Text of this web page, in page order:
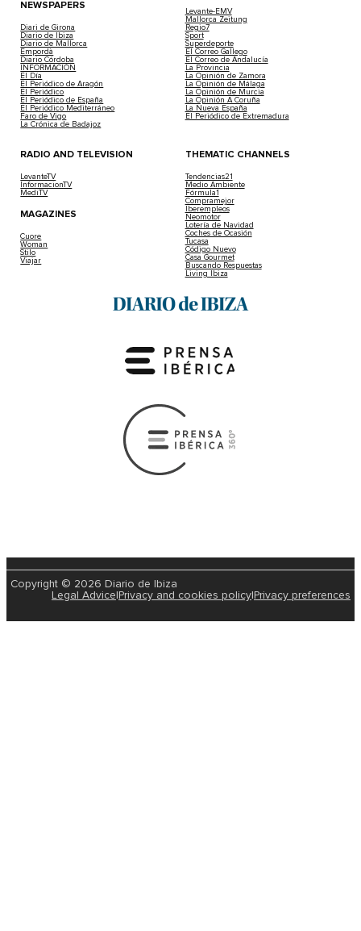
NEWSPAPERS
Diari de Girona
Diario de Ibiza
Diario de Mallorca
Empordà
Diario Córdoba
INFORMACIÓN
El Día
El Periódico de Aragón
El Periódico
El Periódico de España
El Periódico Mediterráneo
Faro de Vigo
La Crónica de Badajoz
Levante-EMV
Mallorca Zeitung
Regio7
Sport
Superdeporte
El Correo Gallego
El Correo de Andalucía
La Provincia
La Opinión de Zamora
La Opinión de Málaga
La Opinión de Murcia
La Opinión A Coruña
La Nueva España
El Periódico de Extremadura
RADIO AND TELEVISION
LevanteTV
InformacionTV
MediTV
MAGAZINES
Cuore
Woman
Stilo
Viajar
THEMATIC CHANNELS
Tendencias21
Medio Ambiente
Fórmula1
Compramejor
Iberempleos
Neomotor
Lotería de Navidad
Coches de Ocasión
Tucasa
Código Nuevo
Casa Gourmet
Buscando Respuestas
Living Ibiza
Copyright © 2026 Diario de Ibiza
Legal Advice|Privacy and cookies policy|Privacy preferences